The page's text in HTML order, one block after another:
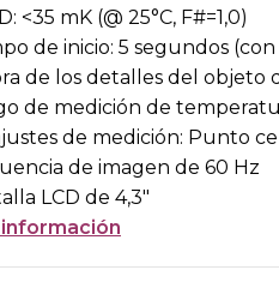
<35 mK (@ 25°C, F#=1,0)
de inicio: 5 segundos
de los detalles del objeto
de medición de
de medición: Punto
de imagen de 60 Hz
LCD de 4,3″
información